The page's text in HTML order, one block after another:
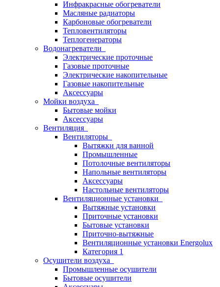
Инфракрасные обогреватели
Масляные радиаторы
Карбоновые обогреватели
Тепловентиляторы
Теплогенераторы
Водонагреватели
Электрические проточные
Газовые проточные
Электрические накопительные
Газовые накопительные
Аксессуары
Мойки воздуха
Бытовые мойки
Аксессуары
Вентиляция
Вентиляторы
Вытяжки для ванной
Промышленные
Потолочные вентиляторы
Напольные вентиляторы
Аксессуары
Настольные вентиляторы
Вентиляционные установки
Вытяжные установки
Приточные установки
Бытовые установки
Приточно-вытяжные
Вентиляционные установки Energolux
Категория 1
Осушители воздуха
Промышленные осушители
Бытовые осушители